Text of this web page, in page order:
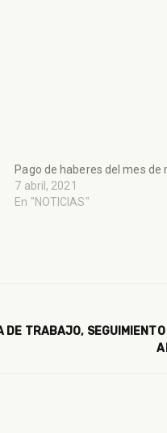
Pago de haberes del mes de
7 abril, 2021
En "NOTICIAS"
DE TRABAJO,